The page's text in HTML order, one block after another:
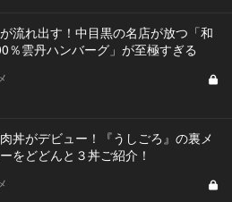
流れ出す！中目黒の名店が放つ「和
％雲丹ハンバーグ」が至極すぎる
丼がデビュー！『うしごろ』の裏メ
をどどんと３丼ご紹介！